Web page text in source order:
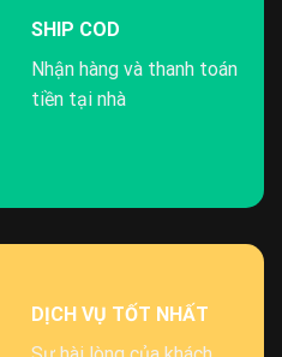
SHIP COD
Nhận hàng và thanh toán
tiền tại nhà
DỊCH VỤ TỐT NHẤT